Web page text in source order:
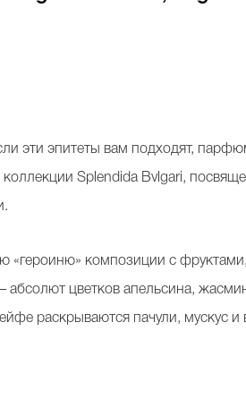
эти эпитеты вам подходят,
коллекции Splendida Bvlgari,
«героиню» композиции с
цветков апельсина,
раскрываются пачули, мускус и